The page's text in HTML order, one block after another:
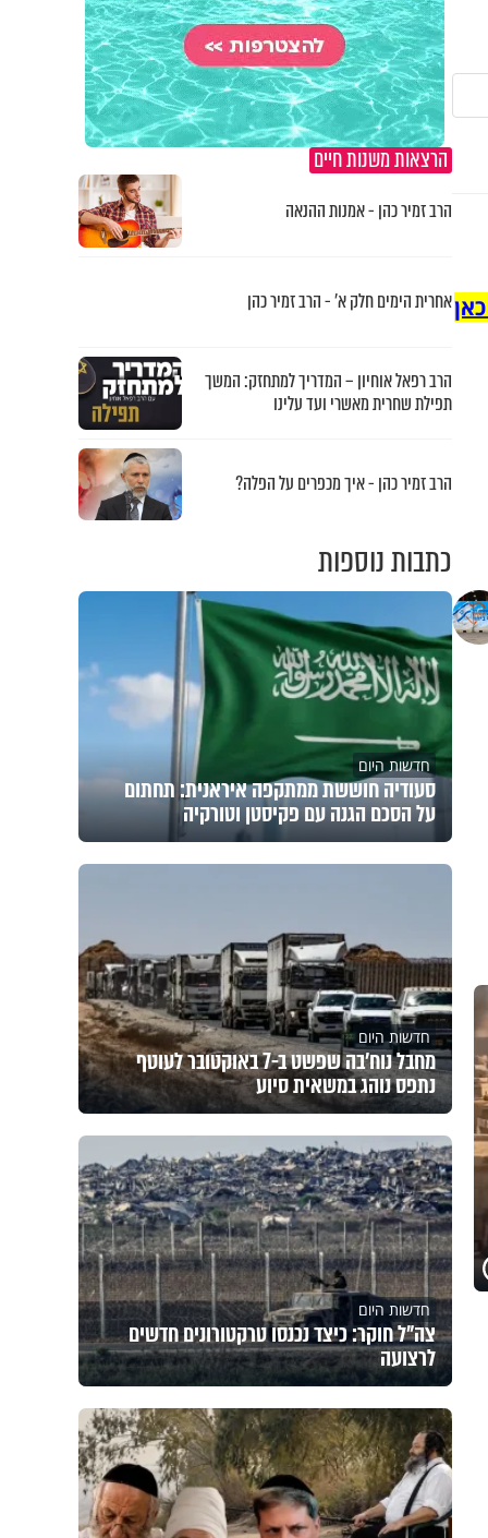
הרצאות משנות חיים
הרב זמיר כהן - אמנות ההנאה
אחרית הימים חלק א’ - הרב זמיר כהן
הרב רפאל אוחיון – המדריך למתחזק: המשך
תפילת שחרית מאשרי ועד עלינו
הרב זמיר כהן - איך מכפרים על הפלה?
כתבות נוספות
חדשות היום
סעודיה חוששת ממתקפה איראנית: תחתום
על הסכם הגנה עם פקיסטן וטורקיה
חדשות היום
מחבל נוח'בה שפשט ב-7 באוקטובר לעוטף
נתפס נוהג במשאית סיוע
חדשות היום
צה"ל חוקר: כיצד נכנסו טרקטורונים חדשים
לרצועה